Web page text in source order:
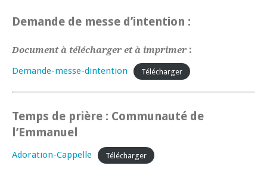
Demande de messe d’intention :
Document à télécharger et à imprimer:
Demande-messe-dintention Télécharger
Temps de prière : Communauté de
l’Emmanuel
Adoration-Cappelle Télécharger